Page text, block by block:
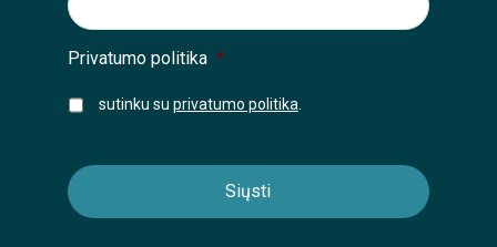
Privatumo politika *
sutinku su privatumo politika